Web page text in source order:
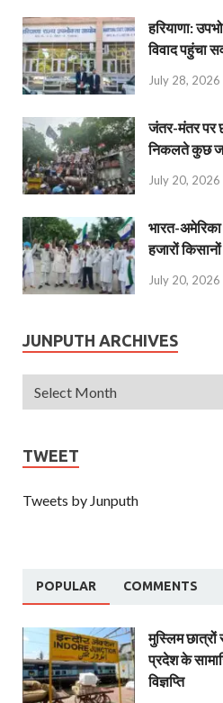
हरियाणा:
विवाद पहुंचा
July 28, 2026
जंतर-मंतर पर
निकलते कुछ
July 20, 2026
भारत-
हजारों
July 20, 2026
JUNPUTH ARCHIVES
TWEET
Tweets by Junputh
POPULAR COMMENTS
मुस्लिम छात्रों
प्रदेश के
विज्ञप्ति